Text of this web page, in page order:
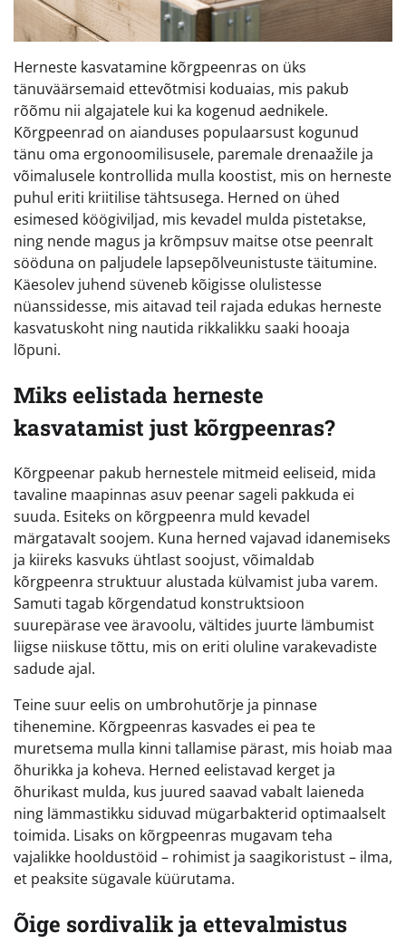
Herneste kasvatamine kõrgpeenras on üks
tänuväärsemaid ettevõtmisi koduaias, mis pakub
rõõmu nii algajatele kui ka kogenud aednikele.
Kõrgpeenrad on aianduses populaarsust kogunud
tänu oma ergonoomilisusele, paremale drenaažile ja
võimalusele kontrollida mulla koostist, mis on herneste
puhul eriti kriitilise tähtsusega. Herned on ühed
esimesed köögiviljad, mis kevadel mulda pistetakse,
ning nende magus ja krõmpsuv maitse otse peenralt
sööduna on paljudele lapsepõlveunistuste täitumine.
Käesolev juhend süveneb kõigisse olulistesse
nüanssidesse, mis aitavad teil rajada edukas herneste
kasvatuskoht ning nautida rikkalikku saaki hooaja
lõpuni.
Miks eelistada herneste
kasvatamist just kõrgpeenras?
Kõrgpeenar pakub hernestele mitmeid eeliseid, mida
tavaline maapinnas asuv peenar sageli pakkuda ei
suuda. Esiteks on kõrgpeenra muld kevadel
märgatavalt soojem. Kuna herned vajavad idanemiseks
ja kiireks kasvuks ühtlast soojust, võimaldab
kõrgpeenra struktuur alustada külvamist juba varem.
Samuti tagab kõrgendatud konstruktsioon
suurepärase vee äravoolu, vältides juurte lämbumist
liigse niiskuse tõttu, mis on eriti oluline varakevadiste
sadude ajal.
Teine suur eelis on umbrohutõrje ja pinnase
tihenemine. Kõrgpeenras kasvades ei pea te
muretsema mulla kinni tallamise pärast, mis hoiab maa
õhurikka ja koheva. Herned eelistavad kerget ja
õhurikast mulda, kus juured saavad vabalt laieneda
ning lämmastikku siduvad mügarbakterid optimaalselt
toimida. Lisaks on kõrgpeenras mugavam teha
vajalikke hooldustöid – rohimist ja saagikoristust – ilma,
et peaksite sügavale küürutama.
Õige sordivalik ja ettevalmistus